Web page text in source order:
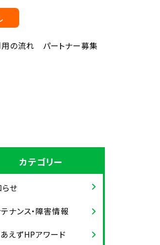
の流れ パートナー募集
カテゴリー
せ
ナンス・障害情報
あえずHPアワード